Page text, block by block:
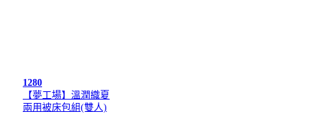
1280
【夢工場】溫潤織夏
兩用被床包組(雙人)